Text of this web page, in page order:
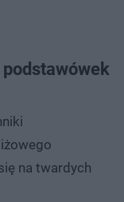
na twardych